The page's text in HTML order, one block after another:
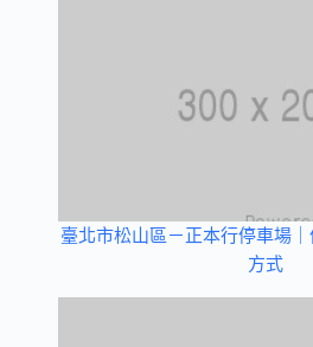
臺北市松山區－正本行停車場
方式